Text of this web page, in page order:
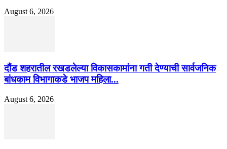
August 6, 2026
दौंड शहरातील रखडलेल्या विकासकामांना गती देण्याची सार्वजनिक
बांधकाम विभागाकडे भाजप महिला...
August 6, 2026